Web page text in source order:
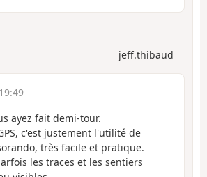
jeff.thibaud
ayez fait demi-tour.
c'est justement l'utilité de
très facile et pratique.
les traces et les sentiers